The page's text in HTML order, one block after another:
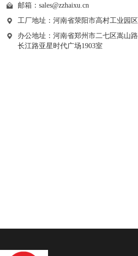
邮箱： sales@zzhaixu.cn
工厂地址：河南省荥阳市高村工业园区
办公地址：河南省郑州市二七区嵩山路
长江路亚星时代广场1903室